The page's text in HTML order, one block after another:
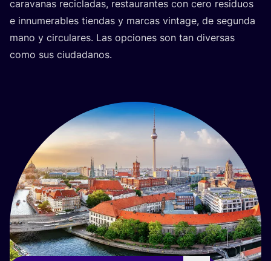
cara­va­nas reci­cla­das, res­tau­ran­tes con cero resi­duos
e innu­me­ra­bles tien­das y mar­cas vin­ta­ge, de segun­da
mano y cir­cu­la­res. Las opcio­nes son tan diver­sas
como sus ciudadanos.